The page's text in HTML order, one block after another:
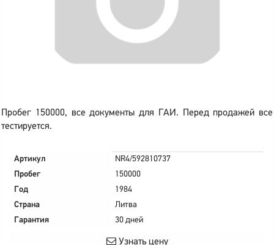
Пробег 150000, все документы для ГАИ. Перед продажей все
тестируется.
Артикул
NR4/592810737
Пробег
150000
Год
1984
Страна
Литва
Гарантия
30 дней
Узнать цену